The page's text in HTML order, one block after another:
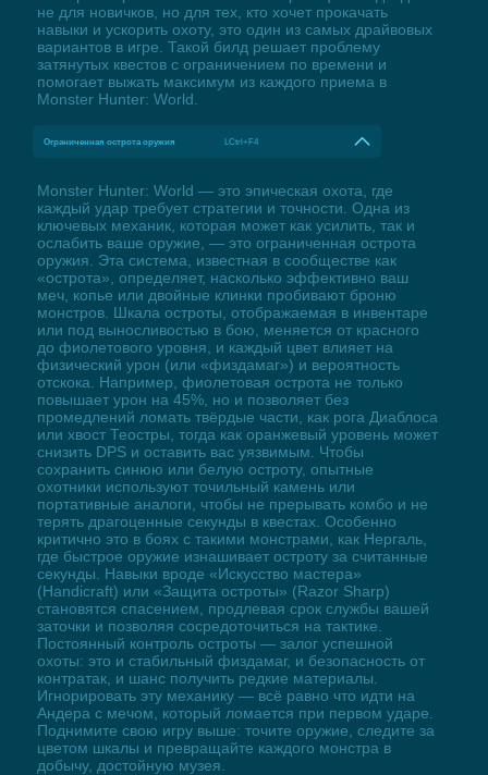
не для новичков, но для тех, кто хочет прокачать
навыки и ускорить охоту, это один из самых драйвовых
вариантов в игре. Такой билд решает проблему
затянутых квестов с ограничением по времени и
помогает выжать максимум из каждого приема в
Monster Hunter: World.
Ограниченная острота оружия LCtrl+F4
Monster Hunter: World — это эпическая охота, где
каждый удар требует стратегии и точности. Одна из
ключевых механик, которая может как усилить, так и
ослабить ваше оружие, — это ограниченная острота
оружия. Эта система, известная в сообществе как
«острота», определяет, насколько эффективно ваш
меч, копье или двойные клинки пробивают броню
монстров. Шкала остроты, отображаемая в инвентаре
или под выносливостью в бою, меняется от красного
до фиолетового уровня, и каждый цвет влияет на
физический урон (или «физдамаг») и вероятность
отскока. Например, фиолетовая острота не только
повышает урон на 45%, но и позволяет без
промедлений ломать твёрдые части, как рога Диаблоса
или хвост Теостры, тогда как оранжевый уровень может
снизить DPS и оставить вас уязвимым. Чтобы
сохранить синюю или белую остроту, опытные
охотники используют точильный камень или
портативные аналоги, чтобы не прерывать комбо и не
терять драгоценные секунды в квестах. Особенно
критично это в боях с такими монстрами, как Нергаль,
где быстрое оружие изнашивает остроту за считанные
секунды. Навыки вроде «Искусство мастера»
(Handicraft) или «Защита остроты» (Razor Sharp)
становятся спасением, продлевая срок службы вашей
заточки и позволяя сосредоточиться на тактике.
Постоянный контроль остроты — залог успешной
охоты: это и стабильный физдамаг, и безопасность от
контратак, и шанс получить редкие материалы.
Игнорировать эту механику — всё равно что идти на
Андера с мечом, который ломается при первом ударе.
Поднимите свою игру выше: точите оружие, следите за
цветом шкалы и превращайте каждого монстра в
добычу, достойную музея.